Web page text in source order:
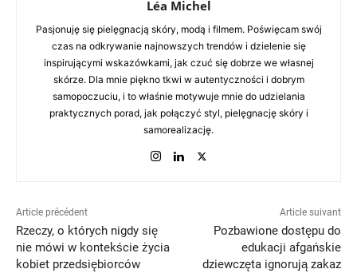
Léa Michel
Pasjonuję się pielęgnacją skóry, modą i filmem. Poświęcam swój
czas na odkrywanie najnowszych trendów i dzielenie się
inspirującymi wskazówkami, jak czuć się dobrze we własnej
skórze. Dla mnie piękno tkwi w autentyczności i dobrym
samopoczuciu, i to właśnie motywuje mnie do udzielania
praktycznych porad, jak połączyć styl, pielęgnację skóry i
samorealizację.
Article précédent
Rzeczy, o których nigdy się
nie mówi w kontekście życia
kobiet przedsiębiorców
Article suivant
Pozbawione dostępu do
edukacji afgańskie
dziewczęta ignorują zakaz